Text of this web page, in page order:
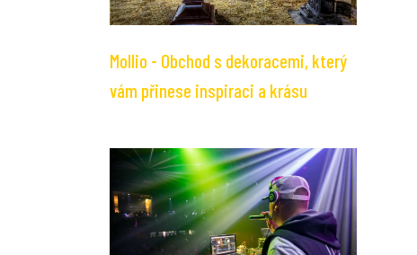
Mollio - Obchod s dekoracemi, který
vám přinese inspiraci a krásu